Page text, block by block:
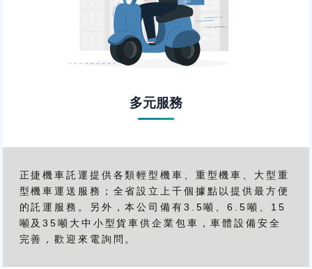
多元服務
正捷機車託運提供各類輕型機車、重型機車、大型重
型機車運送服務；全省設立上千個據點以提供最方便
的託運服務。另外，本公司備有3.5噸、6.5噸、15
噸及35噸大中小型貨車供企業包車，車體設備安全
完善，歡迎來電詢問。